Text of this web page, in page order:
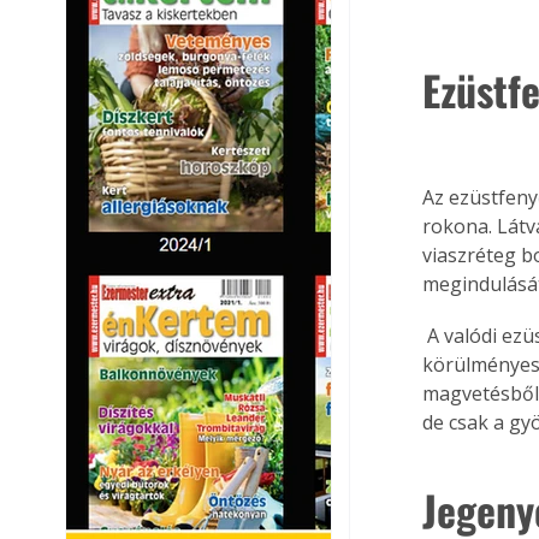
Az
rokona.
viaszréteg
A valódi ezüstfenyők (4) különösen szép ezüstös vagy kékesen hamvas színűek,
de csak a